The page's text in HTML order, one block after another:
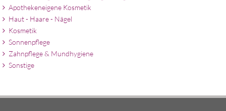
Apothekeneigene Kosmetik
Haut - Haare - Nägel
Kosmetik
Sonnenpflege
Zahnpflege & Mundhygiene
Sonstige